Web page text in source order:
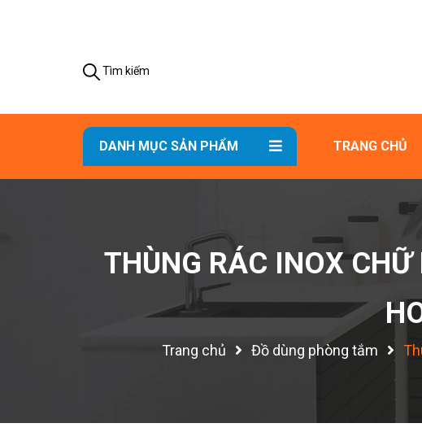
Tìm kiếm
DANH MỤC SẢN PHẨM TRANG CHỦ
THÙNG RÁC INOX
Trang chủ Đồ dùng phòng tắm